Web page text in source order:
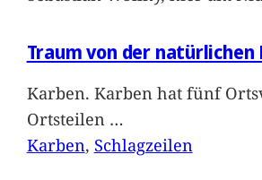
Traum von der natürlichen
Karben. Karben hat fünf
Ortsteilen …
Karben, Schlagzeilen